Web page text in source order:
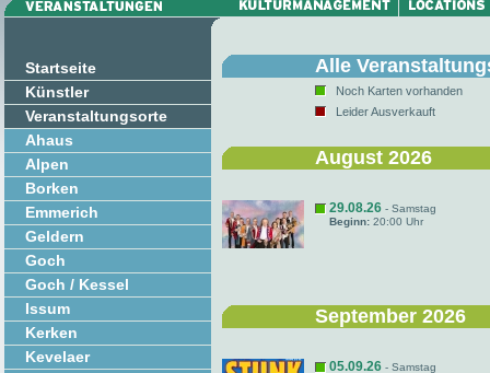
Startseite
Künstler
Veranstaltungsorte
Ahaus
Alpen
Borken
Emmerich
Geldern
Goch
Goch / Kessel
Issum
Kerken
Kevelaer
Alle
Noch Karten vorhanden
Leider Ausverkauft
August 2026
29.08.26 - Samstag
Beginn: 20:00 Uhr
September 2026
05.09.26 - Samstag